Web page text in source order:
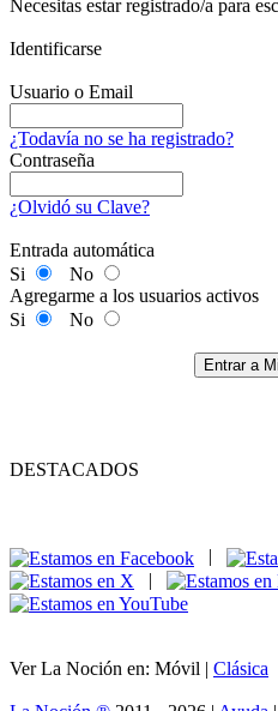
Necesitas estar registrado/a para
Identificarse
Usuario o Email
¿Todavía no se ha registrado?
Contraseña
¿Olvidó su Clave?
Entrada automática
Si
No
Agregarme a los usuarios activos
Si
No
Entrar a
DESTACADOS
|
Ver La Noción en: Móvil | Clásica